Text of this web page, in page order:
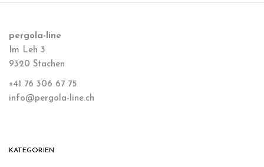
pergola-line
Im Leh 3
9320 Stachen
+41 76 306 67 75
info@pergola-line.ch
KATEGORIEN